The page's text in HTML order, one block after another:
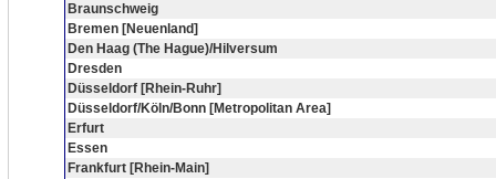
Braunschweig
Bremen [Neuenland]
Den Haag (The Hague)/Hilversum
Dresden
Düsseldorf [Rhein-Ruhr]
Düsseldorf/Köln/Bonn [Metropolitan Area]
Erfurt
Essen
Frankfurt [Rhein-Main]